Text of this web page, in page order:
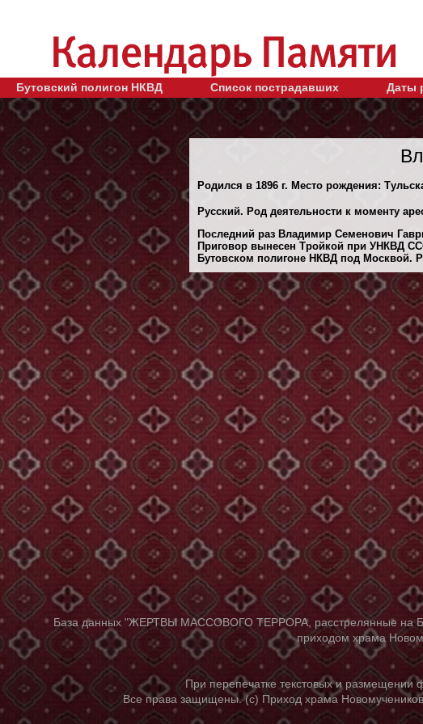
Бутовский полигон НКВД Список пострадавших Даты
Родился в 1896 г. Место рождения:
Русский. Род деятельности к моменту
Последний раз Владимир Семенович
Приговор вынесен Тройкой при УНКВД
Бутовском полигоне НКВД под Москвой.
База данных "ЖЕРТВЫ МАССОВОГО ТЕРРОРА, расстрелянные на
приходом храма
При перепечатке текстовых и размещении
Все права защищены. (с) Приход храма